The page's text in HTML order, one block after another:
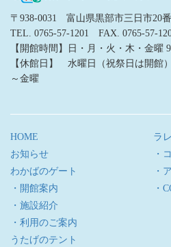
〒938-0031 富山県黒部市三日市20
TEL. 0765-57-1201 FAX. 0765-57-
【開館時間】日・月・火・木・金曜
【休館日】 水曜日（祝祭日は開館
～金曜
HOME
お知らせ
わかばのゲート
・開館案内
・施設紹介
・利用のご案内
うたげのテント
ラ
・
・
・